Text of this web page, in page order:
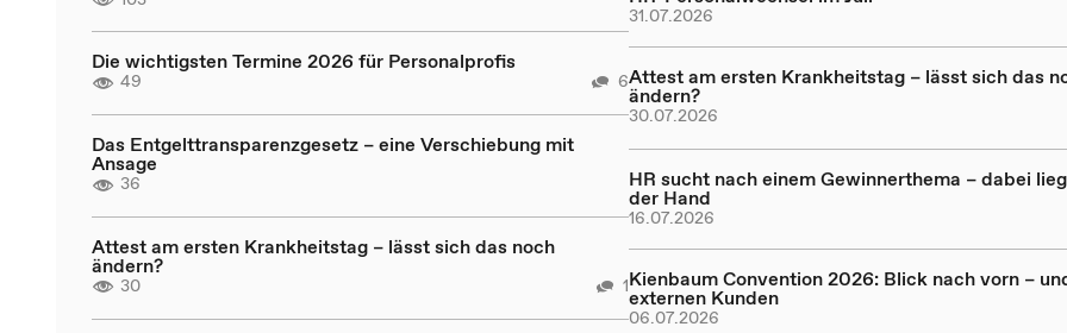
Die wichtigsten Termine 2026 für Personalprofis
49 6
Das Entgelttransparenzgesetz – eine Verschiebung mit
Ansage
36
Attest am ersten Krankheitstag – lässt sich das noch
ändern?
30 1
31.07.2026
Attest am ersten Krankheitstag – lässt sich das
ändern?
30.07.2026
HR sucht nach einem Gewinnerthema – dabei
der Hand
16.07.2026
Kienbaum Convention 2026: Blick nach vorn –
externen Kunden
06.07.2026